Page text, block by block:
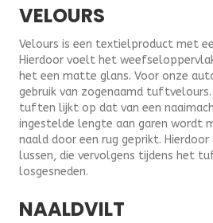
VELOURS
Velours is een textielproduct met
Hierdoor voelt het
het een matte glans. Voor onze
gebruik van zogenaamd
tuften lijkt op dat van een
ingestelde lengte aan garen wordt
naald door een rug geprikt.
lussen, die vervolgens tijdens het
losgesneden.
NAALDVILT